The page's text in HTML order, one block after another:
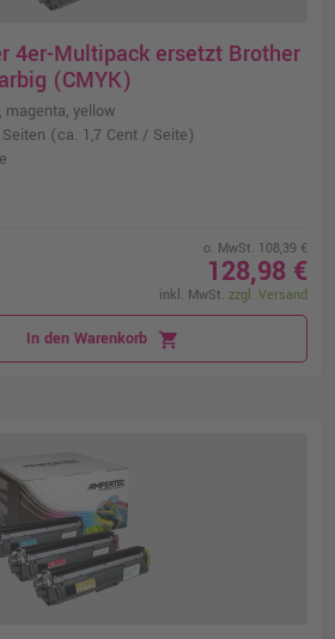
4er-Multipack ersetzt Brother
(CMYK)
magenta, yellow
(ca. 1,7 Cent / Seite)
o. MwSt. 108,39 €
128,98 €
inkl. MwSt. zzgl. Versand
In den Warenkorb shopping_cart